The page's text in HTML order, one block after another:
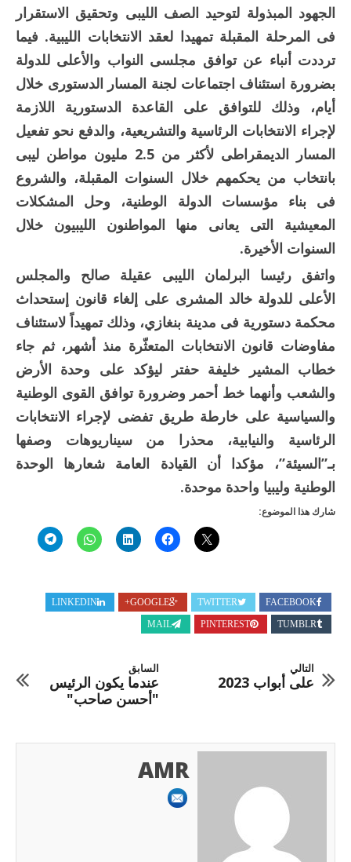
الجهود المبذولة لتوحيد الصف الليبى وتحقيق الاستقرار
فى المرحلة المقبلة تمهيدا لعقد الانتخابات الليبية. فيما
ترددت أنباء عن توافق مجلسى النواب والأعلى للدولة
بضرورة استئناف اجتماعات لجنة المسار الدستورى خلال
أيام، وذلك للتوافق على القاعدة الدستورية اللازمة
لإجراء الانتخابات الرئاسية والتشريعية، والدفع نحو تفعيل
المسار الديمقراطى لأكثر من 2.5 مليون مواطن ليبى
بانتخاب من يحكمهم خلال السنوات المقبلة، والشروع
فى بناء مؤسسات الدولة الوطنية، وحل المشكلات
المعيشية التى يعانى منها المواطنون الليبيون خلال
السنوات الأخيرة.
واتفق رئيسا البرلمان الليبى عقيلة صالح والمجلس
الأعلى للدولة خالد المشرى على إلغاء قانون إستحداث
محكمة دستورية فى مدينة بنغازي، وذلك تمهيداً لاستئناف
مفاوضات قانون الانتخابات المتعثّرة منذ أشهر، ثم جاء
خطاب المشير خليفة حفتر ليؤكد على وحدة الأرض
والشعب وأنهما خط أحمر وضرورة توافق القوى الوطنية
والسياسية على خارطة طريق تفضى لإجراء الانتخابات
الرئاسية والنيابية، محذرا من سيناريوهات وصفها
بـ”السيئة”، مؤكدا أن القيادة العامة شعارها الوحدة
الوطنية وليبيا واحدة موحدة.
شارك هذا الموضوع:
FACEBOOK
TWITTER
GOOGLE+
LINKEDIN
TUMBLR
PINTEREST
MAIL
السابق
عندما يكون الرئيس
"أحسن صاحب"
التالي
على أبواب 2023
AMR